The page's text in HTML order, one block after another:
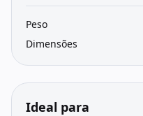
Peso
Dimensões
Ideal para